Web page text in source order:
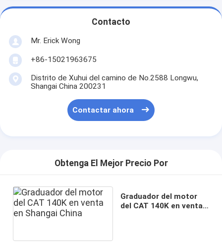
Contacto
Mr. Erick Wong
+86-15021963675
Distrito de Xuhui del camino de No.2588 Longwu,
Shangai China 200231
Contactar ahora
Obtenga El Mejor Precio Por
Graduador del motor
del CAT 140K en venta